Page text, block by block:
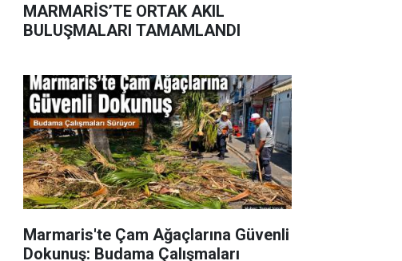
MARMARİS’TE ORTAK AKIL
BULUŞMALARI TAMAMLANDI
Marmaris'te Çam Ağaçlarına Güvenli
Dokunuş: Budama Çalışmaları